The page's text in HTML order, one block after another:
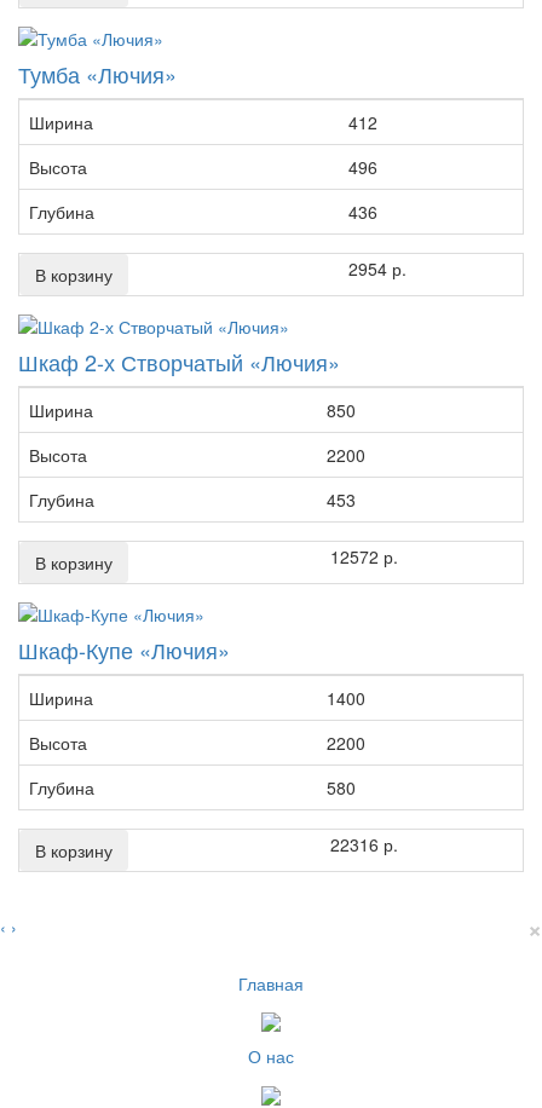
Тумба «Лючия»
Ширина
412
Высота
496
Глубина
436
В корзину 2954 р.
Шкаф 2-х Створчатый «Лючия»
Ширина
850
Высота
2200
Глубина
453
В корзину 12572 р.
Шкаф-Купе «Лючия»
Ширина
1400
Высота
2200
Глубина
580
В корзину 22316 р.
‹ › ×
Главная
О нас